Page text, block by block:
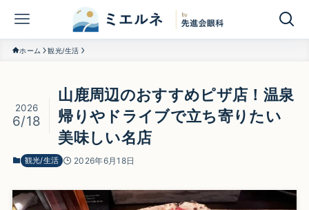
ホーム 観光/生活
山鹿周辺のおすすめピザ店！温泉
帰りやドライブで立ち寄りたい
美味しい名店
2026
6/18
観光/生活 2026年6月18日